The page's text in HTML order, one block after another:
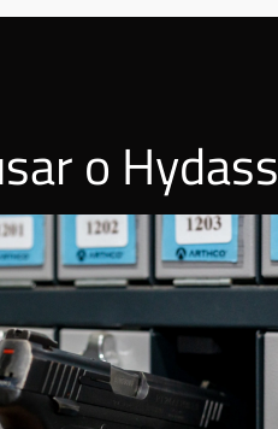
o Hydass